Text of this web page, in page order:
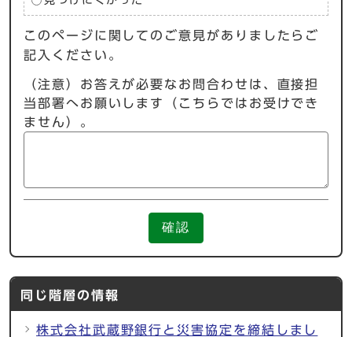
このページに関してのご意見がありましたらご
記入ください。
（注意）お答えが必要なお問合わせは、直接担
当部署へお願いします（こちらではお受けでき
ません）。
確認
同じ階層の情報
株式会社武蔵野銀行と災害協定を締結しまし